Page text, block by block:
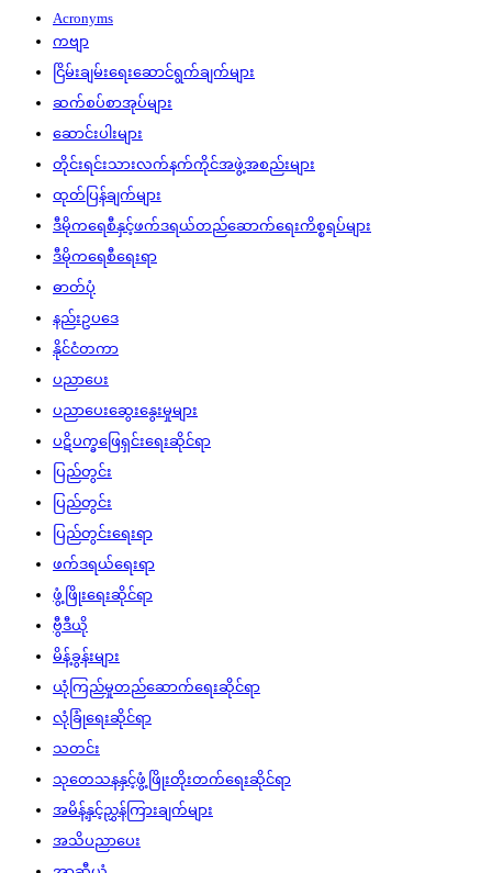
Acronyms
ကဗျာ
ငြိမ်းချမ်းရေးဆောင်ရွက်ချက်များ
ဆက်စပ်စာအုပ်များ
ဆောင်းပါးများ
တိုင်းရင်းသားလက်နက်ကိုင်အဖွဲ့အစည်းများ
ထုတ်ပြန်ချက်များ
ဒီမိုကရေစီနှင့်ဖက်ဒရယ်တည်ဆောက်‌ရေးကိစ္စရပ်များ
ဒီမိုကရေစီရေးရာ
ဓာတ်ပုံ
နည်းဥပဒေ
နိုင်ငံတကာ
ပညာပေး
ပညာပေးဆွေးနွေးမှုများ
ပဋိပက္ခဖြေရှင်းရေးဆိုင်ရာ
ပြည်တွင်း
ပြည်တွင်း
ပြည်တွင်းရေးရာ
ဖက်ဒရယ်ရေးရာ
ဖွံ့ဖြိုးရေးဆိုင်ရာ
ဗွီဒီယို
မိန့်ခွန်းများ
ယုံကြည်မှုတည်ဆောက်ရေးဆိုင်ရာ
လုံခြုံရေးဆိုင်ရာ
သတင်း
သုတေသနနှင့်ဖွံ့ဖြိုးတိုးတက်ရေးဆိုင်ရာ
အမိန့်နှင့်ညွှန်ကြားချက်များ
အသိပညာပေး